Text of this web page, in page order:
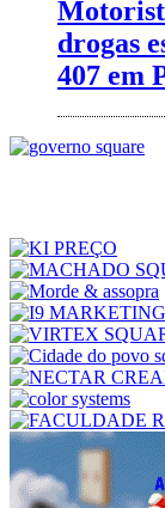
drogas
407 em